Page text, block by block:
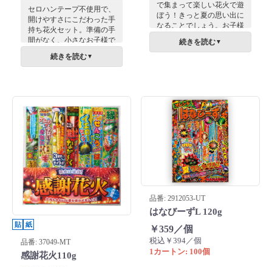
セロハンテープ不使用で、
開けやすさにこだわった手
持ち花火セット。準備の手
間がなく、小さなお子様で
もすぐに楽しめます。多彩
なバリエーションが夏の夜
続きを読む▼
で集まって楽しい花火で遊
ぼう！きっと夏の思い出に
なることでしょう。お子様
に大人気の花火セットで、
ノベルティにもぴったり！
続きを読む▼
貼 紙
品番: 37049-MT
感謝花火110g
品番: 2912053-UT
はなびーずL 120g
￥359／個
税込￥394／個
1カートン: 100個